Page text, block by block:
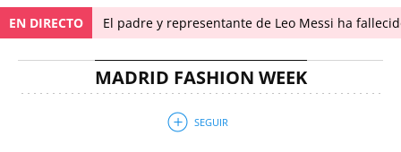
EN DIRECTO El padre y representante de Leo Messi ha
MADRID FASHION WEEK